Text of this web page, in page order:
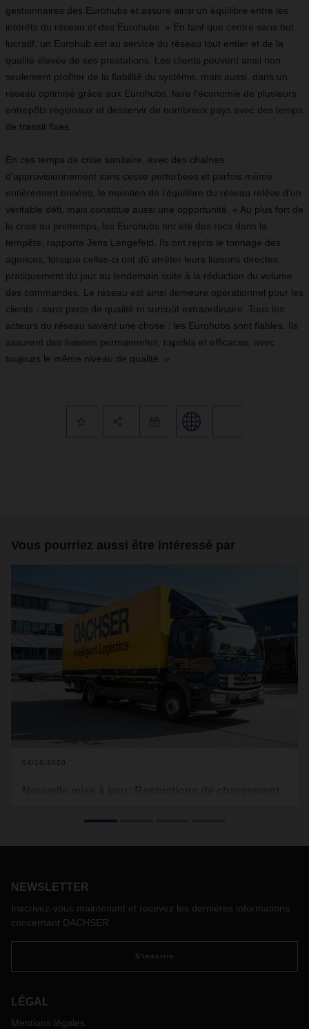
gestionnaires des Eurohubs et assure ainsi un équilibre entre les
intérêts du réseau et des Eurohubs. » En tant que centre sans but
lucratif, un Eurohub est au service du réseau tout entier et de la
qualité élevée de ses prestations. Les clients peuvent ainsi non
seulement profiter de la fiabilité du système, mais aussi, dans un
réseau optimisé grâce aux Eurohubs, faire l’économie de plusieurs
entrepôts régionaux et desservir de nombreux pays avec des temps
de transit fixes.
En ces temps de crise sanitaire, avec des chaînes
d’approvisionnement sans cesse perturbées et parfois même
entièrement brisées, le maintien de l’équilibre du réseau relève d’un
véritable défi, mais constitue aussi une opportunité. « Au plus fort de
la crise au printemps, les Eurohubs ont été des rocs dans la
tempête, rapporte Jens Lengefeld. Ils ont repris le tonnage des
agences, lorsque celles-ci ont dû arrêter leurs liaisons directes
pratiquement du jour au lendemain suite à la réduction du volume
des commandes. Le réseau est ainsi demeuré opérationnel pour les
clients - sans perte de qualité ni surcoût extraordinaire. Tous les
acteurs du réseau savent une chose : les Eurohubs sont fiables. Ils
assurent des liaisons permanentes, rapides et efficaces, avec
toujours le même niveau de qualité. »
Vous pourriez aussi être intéressé par
04/16/2020
actuelles qui s'appliquent à l'Europe (voir téléchargement).
NEWSLETTER
Inscrivez-vous maintenant et recevez les dernières informations
concernant DACHSER
S'inscrire
LÉGAL
Mentions légales